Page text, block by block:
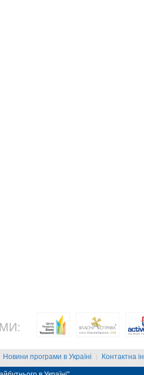
Новини програми в Україні | Контактна